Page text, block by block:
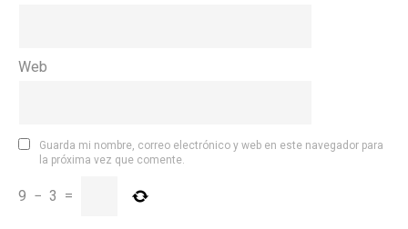
Web
Guarda mi nombre, correo electrónico y web en este navegador para
la próxima vez que comente.
9 − 3 =